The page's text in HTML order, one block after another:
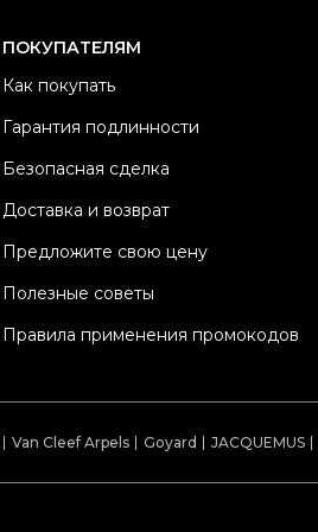
ПОКУПАТЕЛЯМ
Как покупать
Гарантия подлинности
Безопасная сделка
Доставка и возврат
Предложите свою цену
Полезные советы
Правила применения промокодов
Van Cleef Arpels Goyard JACQUEMUS